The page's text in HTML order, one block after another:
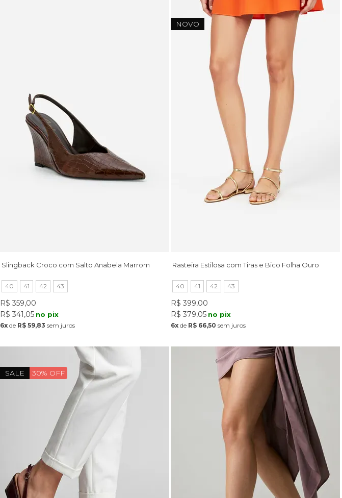
Slingback Croco com Salto Anabela Marrom
40 41 42 43
R$ 359,00
R$ 341,05 no pix
6xde R$ 59,83 sem juros
NOVO
Rasteira Estilosa com Tiras e Bico Folha Ouro
40 41 42 43
R$ 399,00
R$ 379,05 no pix
6xde R$ 66,50 sem juros
SALE 30% OFF